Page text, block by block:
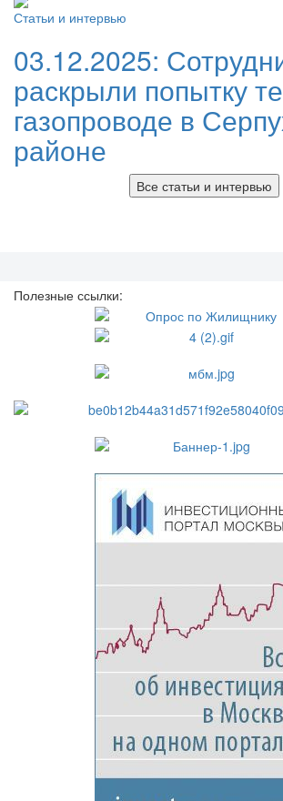
Статьи и интервью
03.12.2025:
раскрыли попытку
газопроводе в
районе
Все статьи и интервью
Полезные ссылки: